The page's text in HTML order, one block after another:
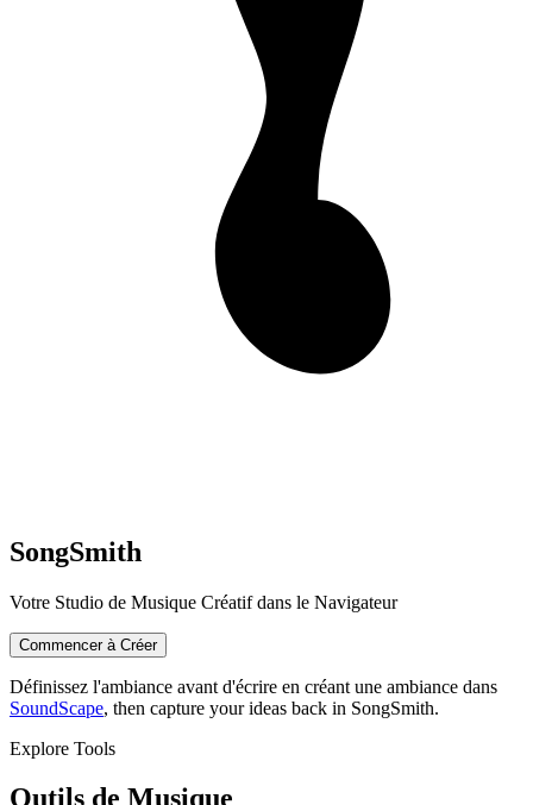
SongSmith
Votre Studio de Musique Créatif dans le Navigateur
Commencer à Créer
Définissez l'ambiance avant d'écrire en créant une ambiance dans
SoundScape, then capture your ideas back in SongSmith.
Explore Tools
Outils de Musique